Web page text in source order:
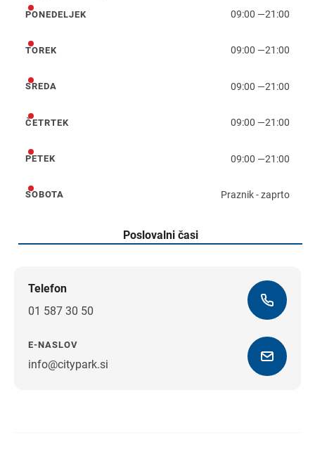
ponedeljek
PONEDELJEK 09:00 —21:00
torek
TOREK 09:00 —21:00
sreda
SREDA 09:00 —21:00
četrtek
ČETRTEK 09:00 —21:00
petek
PETEK 09:00 —21:00
sobota
SOBOTA Praznik - zaprto
Poslovalni časi
Telefon
01 587 30 50
E-NASLOV
info@citypark.si